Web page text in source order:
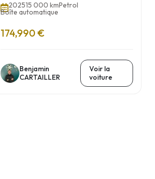
202515 000 kmPetrol
Boîte automatique
174,990 €
Benjamin
CARTAILLER
Voir la
voiture